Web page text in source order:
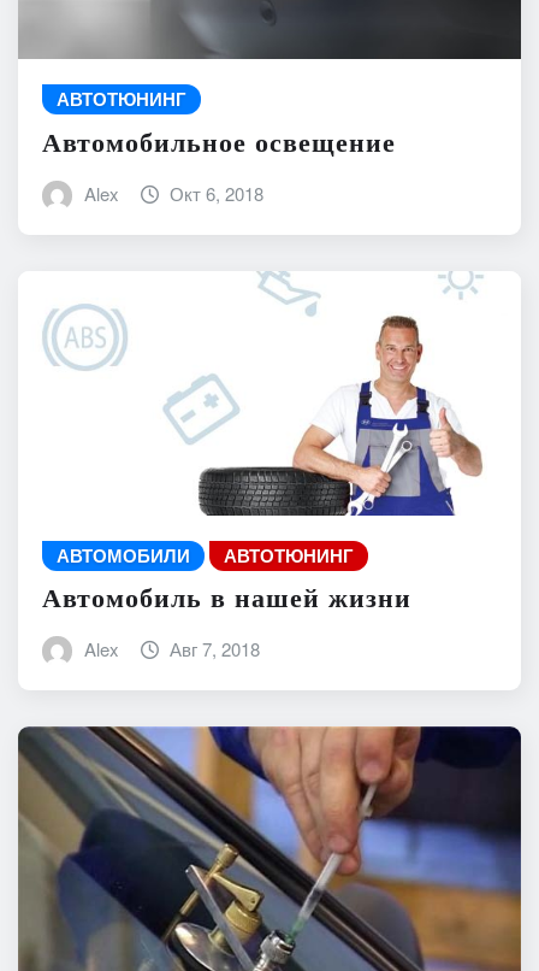
АВТОТЮНИНГ
Автомобильное освещение
Alex Окт 6, 2018
АВТОМОБИЛИ АВТОТЮНИНГ
Автомобиль в нашей жизни
Alex Авг 7, 2018